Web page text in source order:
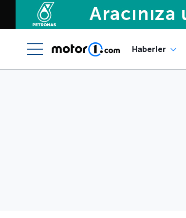
Haberler